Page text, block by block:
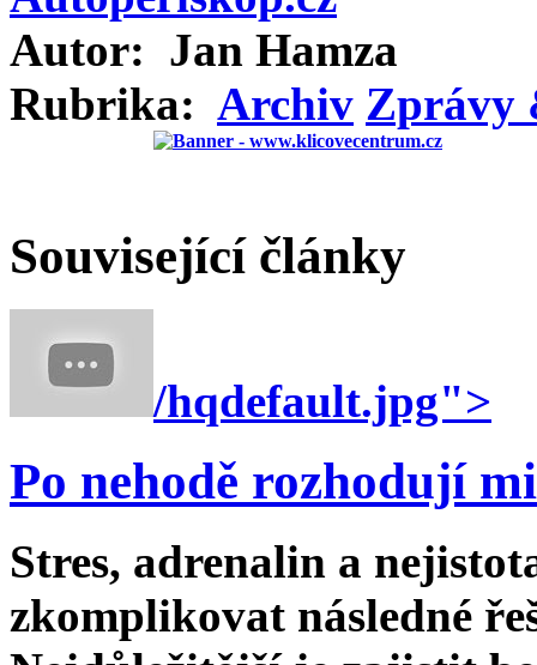
Autor: Jan Hamza
Rubrika: Archiv Zprávy
Související články
/hqdefault.jpg">
Po nehodě rozhodují
Stres, adrenalin a
zkomplikovat následné